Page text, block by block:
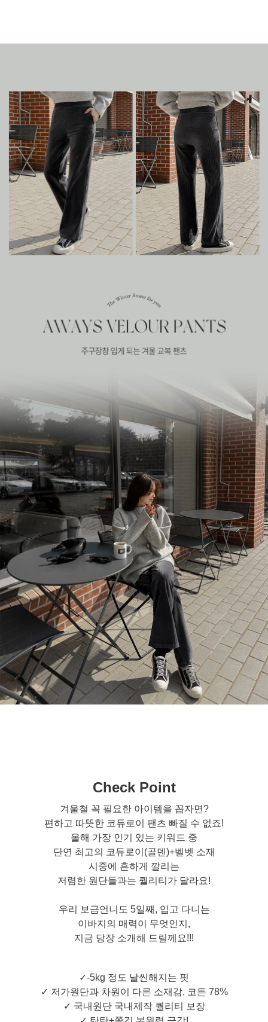
Check Point
겨울철 꼭 필요한 아이템을 꼽자면?
편하고 따뜻한 코듀로이 팬츠 빠질 수 없죠!
올해 가장 인기 있는 키워드 중
단연 최고의 코듀로이(골덴)+벨벳 소재
시중에 흔하게 깔리는
저렴한 원단들과는 퀄리티가 달라요!
우리 보금언니도 5일째, 입고 다니는
이바지의 매력이 무엇인지,
지금 당장 소개해 드릴께요!!!
✓-5kg 정도 날씬해지는 핏
✓ 저가원단과 차원이 다른 소재감, 코튼 78%
✓ 국내원단 국내제작 퀄리티 보장